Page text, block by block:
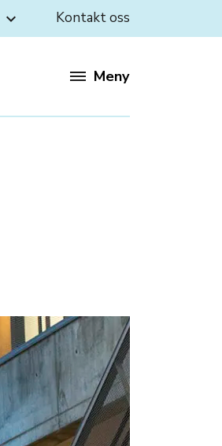
keyboard_arrow_down Kontakt oss
Meny